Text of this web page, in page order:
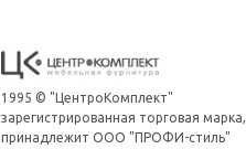
1995 © "ЦентроКомплект"
зарегистрированная торговая марка,
принадлежит ООО "ПРОФИ-стиль"